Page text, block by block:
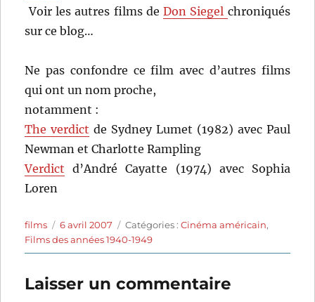
Voir les autres films deDon Siegel chroniqués
sur ce blog…
Ne pas confondre ce film avec d’autres films
qui ont un nom proche,
notamment :
The verdict de Sydney Lumet (1982) avec Paul
Newman et Charlotte Rampling
Verdict d’André Cayatte (1974) avec Sophia
Loren
Auteur
films
Publié
le
6 avril 2007 Catégories
Catégories :Cinéma américain,
Films des années 1940-1949
Laisser un commentaire